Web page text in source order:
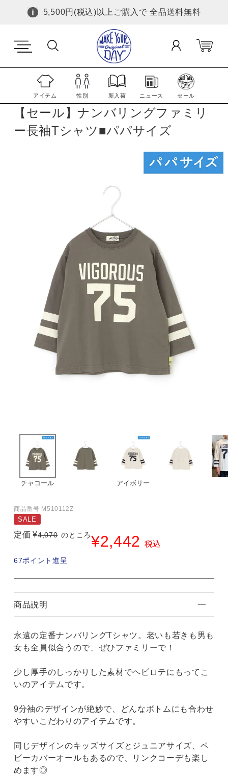
5,500円(税込)以上ご購入で 全品送料無料
チャコール アイボリー
【セール】ナンバリングファミリ
ー長袖Tシャツ■パパサイズ
商品番号 M510112Z
SALE
定価 ¥4,070 のところ¥2,442 税込
67ポイント進呈
商品説明
永遠の定番ナンバリングTシャツ。老いも若きも男も
女も全員似合うので、ぜひファミリーで！
少し厚手のしっかりした素材でヘビロテにもってこ
いのアイテムです。
9分袖のデザインが絶妙で、どんなボトムにも合わせ
やすいこだわりのアイテムです。
同じデザインのキッズサイズとジュニアサイズ、ベ
ビーカバーオールもあるので、リンクコーデも楽し
めます◎
アイテム 性別 新入荷 ニュース セール